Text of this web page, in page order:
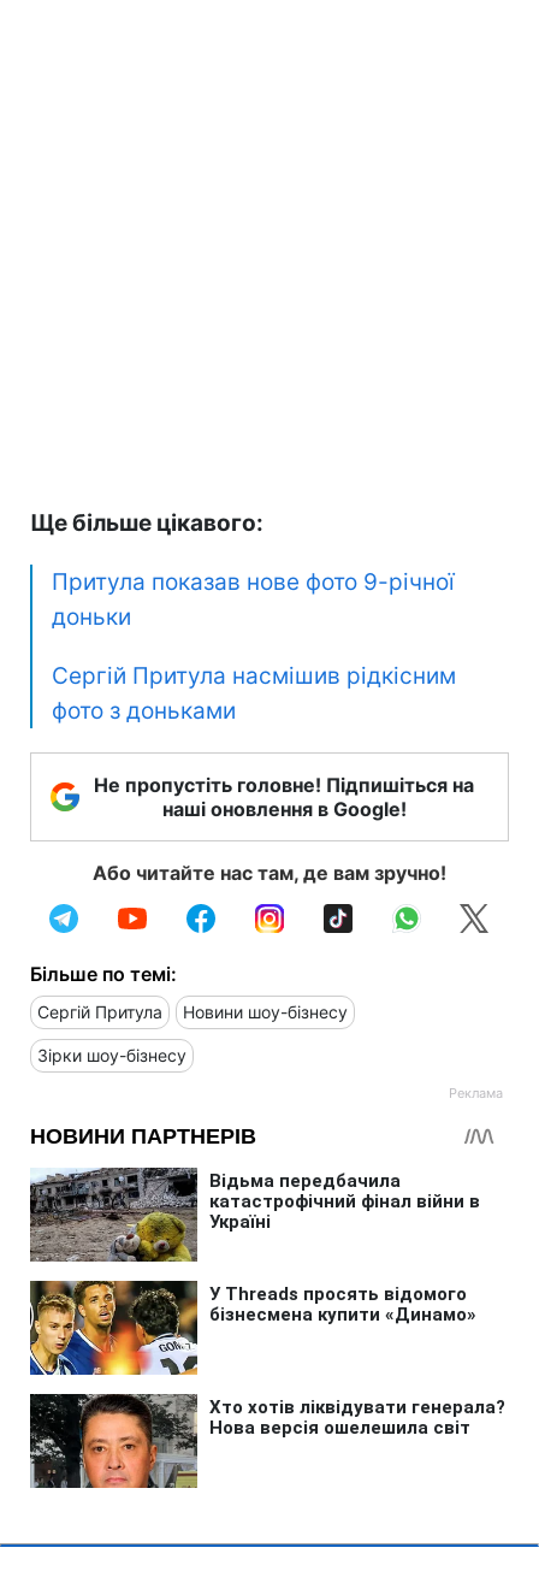
Ще більше цікавого:
Притула показав нове фото 9-річної
доньки
Сергій Притула насмішив рідкісним
фото з доньками
Не пропустіть головне! Підпишіться на
наші оновлення в Google!
Або читайте нас там, де вам зручно!
Більше по темі:
Сергій Притула Новини шоу-бізнесу
Зірки шоу-бізнесу